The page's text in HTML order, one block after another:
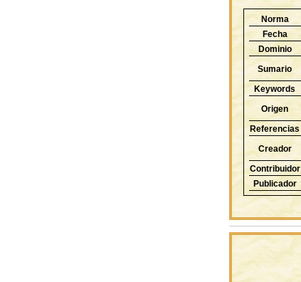
Norma
Fecha
Dominio
Sumario
Keywords
Origen
Referencias
Creador
Contribuidor
Publicador